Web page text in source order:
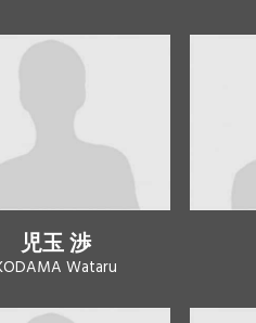
児玉 渉
KODAMA Wataru